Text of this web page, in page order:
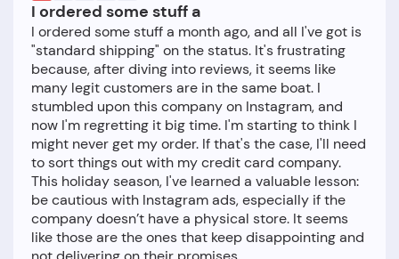
I ordered some stuff a
I ordered some stuff a month ago, and all I've got is
"standard shipping" on the status. It's frustrating
because, after diving into reviews, it seems like
many legit customers are in the same boat. I
stumbled upon this company on Instagram, and
now I'm regretting it big time. I'm starting to think I
might never get my order. If that's the case, I'll need
to sort things out with my credit card company.
This holiday season, I've learned a valuable lesson:
be cautious with Instagram ads, especially if the
company doesn’t have a physical store. It seems
like those are the ones that keep disappointing and